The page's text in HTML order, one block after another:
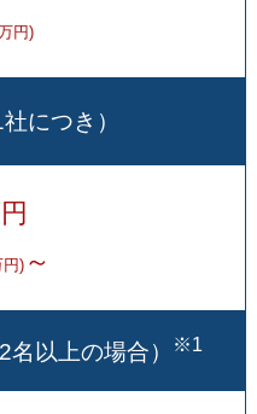
円)
につき）
円) ～
以上の場合） ※1